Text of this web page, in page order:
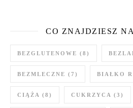
CO ZNAJDZIESZ
BEZGLUTENOWE (8)
BEZMLECZNE (7) BIAŁKO
CIĄŻA (8) CUKRZYCA (3)